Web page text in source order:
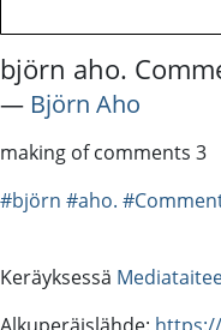
björn aho.
― Björn Aho
making of comments 3
#björn #aho.
Keräyksessä